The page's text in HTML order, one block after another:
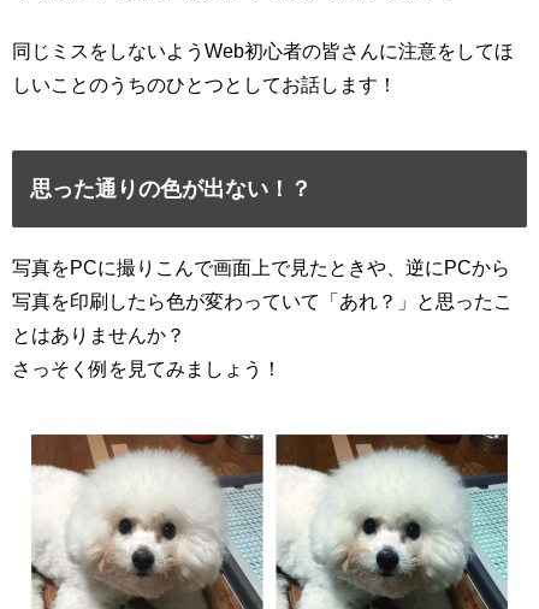
同じミスをしないようWeb初心者の皆さんに注意をしてほ
しいことのうちのひとつとしてお話します！
思った通りの色が出ない！？
写真をPCに撮りこんで画面上で見たときや、逆にPCから
写真を印刷したら色が変わっていて「あれ？」と思ったこ
とはありませんか？
さっそく例を見てみましょう！